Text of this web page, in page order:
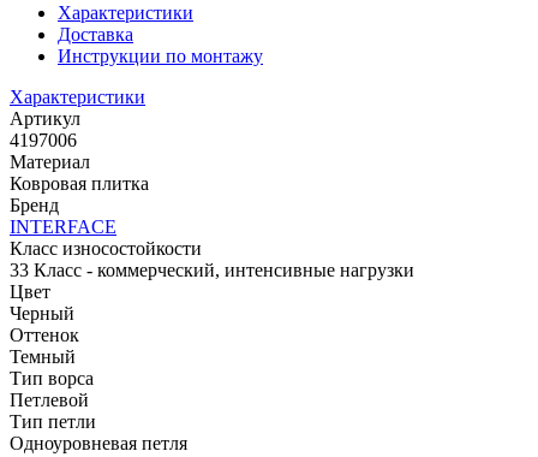
Характеристики
Доставка
Инструкции по монтажу
Характеристики
Артикул
4197006
Материал
Ковровая плитка
Бренд
INTERFACE
Класс износостойкости
33 Класс - коммерческий, интенсивные нагрузки
Цвет
Черный
Оттенок
Темный
Тип ворса
Петлевой
Тип петли
Одноуровневая петля